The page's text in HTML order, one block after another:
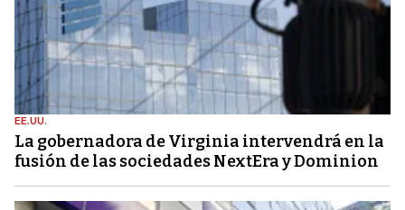
EE.UU.
La gobernadora de Virginia intervendrá en la
fusión de las sociedades NextEra y Dominion